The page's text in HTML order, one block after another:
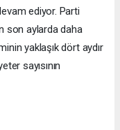
ediyor. Parti
son aylarda daha
yaklaşık dört aydır
sayısının